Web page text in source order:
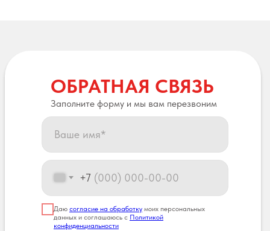
ОБРАТНАЯ СВЯЗЬ
Заполните форму и мы вам перезвоним
+7
Даю согласие на обработку моих персональных
данных и соглашаюсь с Политикой
конфиденциальности